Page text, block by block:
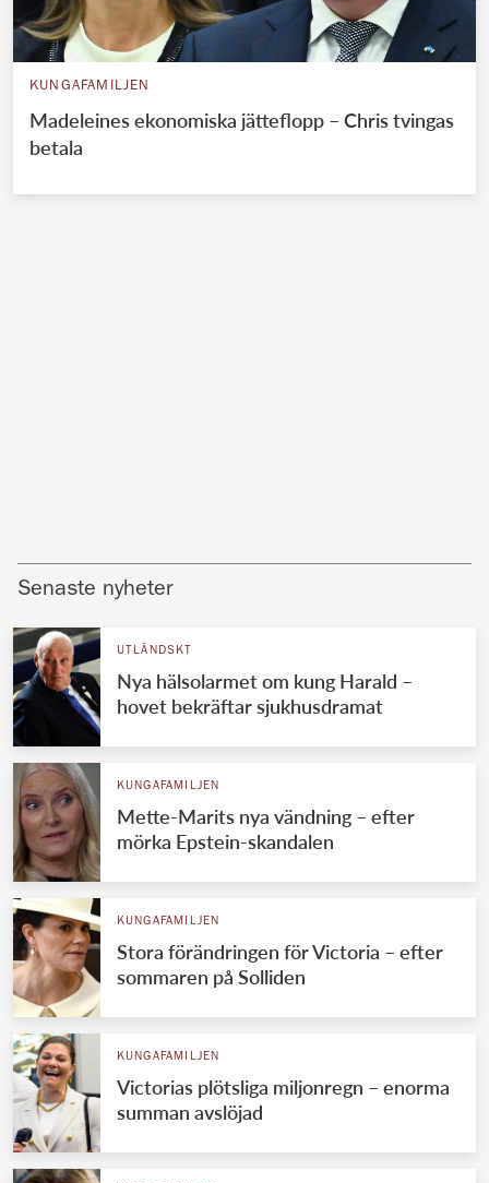
KUNGAFAMILJEN
Madeleines ekonomiska jätteflopp – Chris tvingas
betala
Senaste nyheter
UTLÄNDSKT
Nya hälsolarmet om kung Harald –
hovet bekräftar sjukhusdramat
KUNGAFAMILJEN
Mette-Marits nya vändning – efter
mörka Epstein-skandalen
KUNGAFAMILJEN
Stora förändringen för Victoria – efter
sommaren på Solliden
KUNGAFAMILJEN
Victorias plötsliga miljonregn – enorma
summan avslöjad